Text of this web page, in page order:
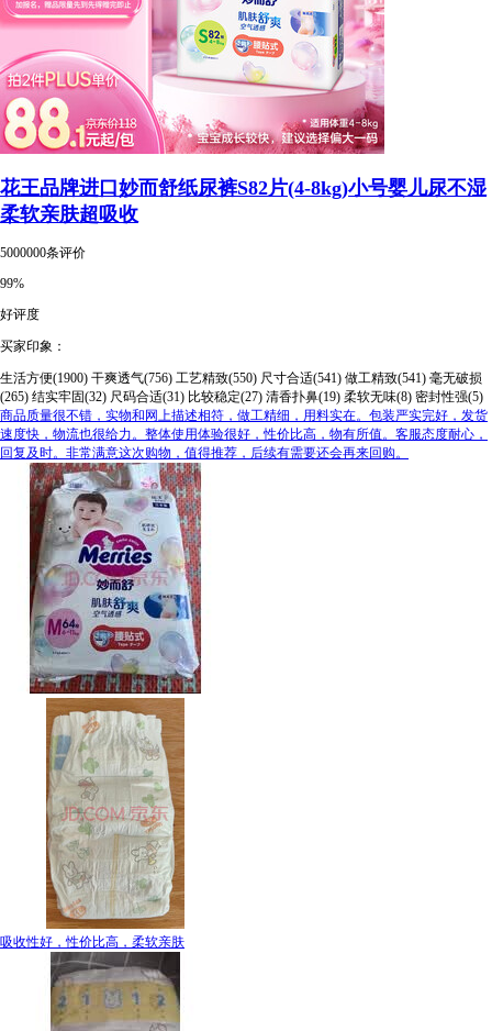
花王品牌进口妙而舒纸尿裤S82片(4-8kg)小号婴儿尿不湿
柔软亲肤超吸收
5000000条评价
99%
好评度
买家印象：
生活方便(1900) 干爽透气(756) 工艺精致(550) 尺寸合适(541) 做工精致(541) 毫无破损
(265) 结实牢固(32) 尺码合适(31) 比较稳定(27) 清香扑鼻(19) 柔软无味(8) 密封性强(5)
商品质量很不错，实物和网上描述相符，做工精细，用料实在。包装严实完好，发货
速度快，物流也很给力。整体使用体验很好，性价比高，物有所值。客服态度耐心，
回复及时。非常满意这次购物，值得推荐，后续有需要还会再来回购。
吸收性好，性价比高，柔软亲肤